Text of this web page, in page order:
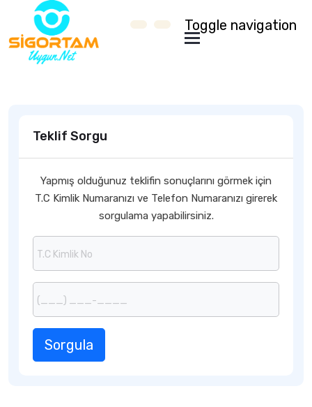
Toggle navigation
Teklif Sorgu
Yapmış olduğunuz teklifin sonuçlarını görmek için
T.C Kimlik Numaranızı ve Telefon Numaranızı girerek
sorgulama yapabilirsiniz.
Sorgula